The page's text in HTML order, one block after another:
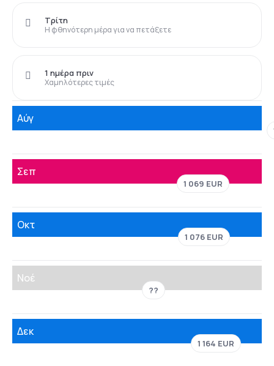
Η φθηνότερη μέρα για να πετάξετε
Τρίτη
Χαμηλότερες τιμές
1 ημέρα πριν
Αύγ
Σεπ
1 069 EUR
Οκτ
1 076 EUR
Νοέ
??
Δεκ
1 164 EUR